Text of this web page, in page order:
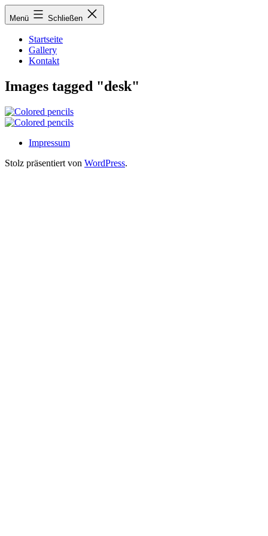
Zum
Inhalt
Menü Schließen
Startseite
Gallery
Kontakt
Images tagged "desk"
Impressum
Stolz präsentiert von WordPress.